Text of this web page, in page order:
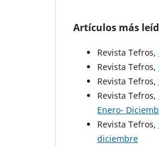
Artículos más
Revista Tefros,
Revista Tefros,
Revista Tefros,
Revista Tefros,
Enero-
Revista Tefros,
diciembre